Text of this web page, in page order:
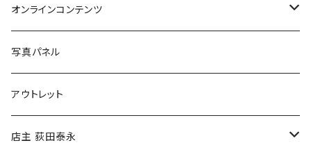
Tシャツ
バッグ
ブックカバー
マグカップ
傘
オンラインコンテンツ
冒険クロストーク
写真パネル
アウトレット
店主 荻田泰永